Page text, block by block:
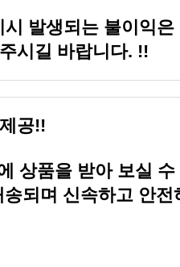
시길 바랍니다. !!
공!!
상품을 받아 보실